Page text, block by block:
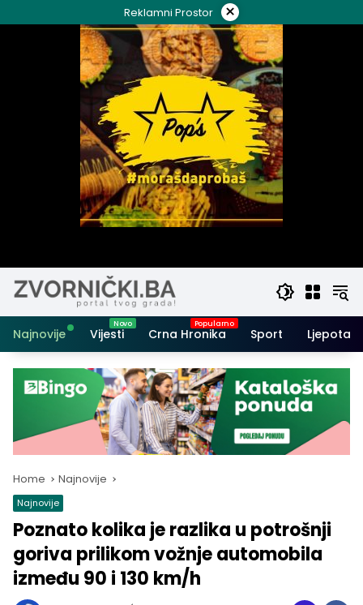
to
Reklamni Prostor ×
Najnovije Vijesti Crna Hronika Sport Ljepota i
Home Najnovije
Najnovije
Poznato kolika je razlika u potrošnji
goriva prilikom vožnje automobila
između 90 i 130 km/h